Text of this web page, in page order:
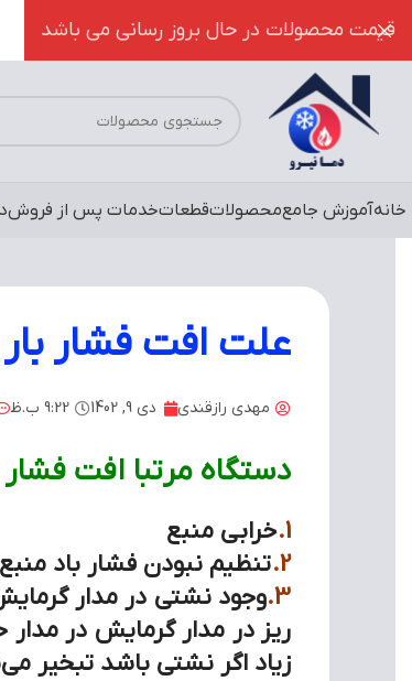
خانهآموزش جامعمحصولاتقطعاتخدمات پس از فروش
علت افت فشار
مهدی رازقندی دی 9, 1402 9:22 ب.ظ
دستگاه مرتبا افت فشار بار
1
.خرابی منبع
2. تنظیم نبودن فشار باد منبع
3. وجود نشتی در مدار
ریز در مدار گرمایش در مدار
زیاد اگر نشتی باشد تبخیر
قیمت محصولات در حال بروز رسانی می باشد